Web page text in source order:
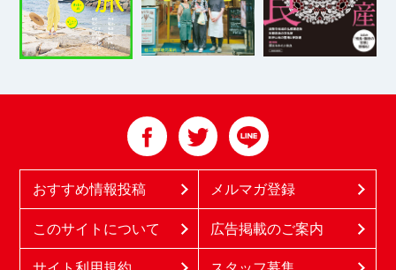
おすすめ情報投稿 メルマガ登録
このサイトについて 広告掲載のご案内